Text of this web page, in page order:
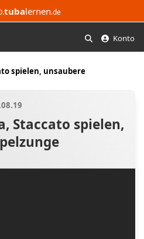
tubalernen.de
Konto
spielen, unsaubere
Staccato spielen,